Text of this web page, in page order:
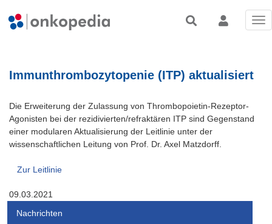
Immunthrombozytopenie (ITP) aktualisiert
Die Erweiterung der Zulassung von Thrombopoietin-Rezeptor-
Agonisten bei der rezidivierten/refraktären ITP sind Gegenstand
einer modularen Aktualisierung der Leitlinie unter der
wissenschaftlichen Leitung von Prof. Dr. Axel Matzdorff.
Zur Leitlinie
09.03.2021
Nachrichten